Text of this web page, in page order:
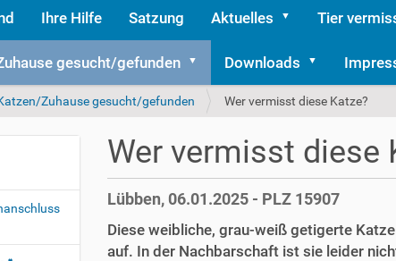
Ihre Hilfe Satzung Aktuelles Tier
gesucht/gefunden Downloads
Zuhause gesucht/gefunden Wer vermisst diese Katze?
Wer vermisst diese
Lübben, 06.01.2025 - PLZ 15907
Diese weibliche, grau-weiß getigerte
auf. In der Nachbarschaft ist sie leider